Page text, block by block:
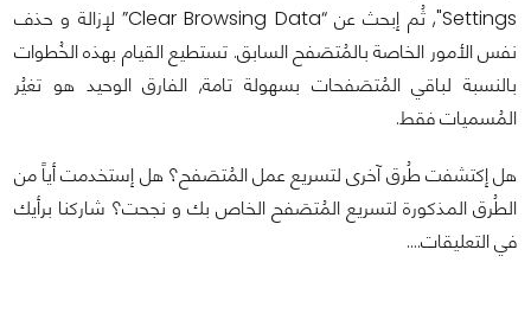
Settings", ثُم إبحث عن “Clear Browsing Data” لإزالة و حذف
نفس الأمور الخاصة بالمُتصَفح السابق. تستطيع القيام بهذه الخُطوات
بالنسبة لباقي المُتصَفحات بسهولة تامة, الفارق الوحيد هو تغيُر
المُسميات فقط.
هل إكتشفت طُرق آخرى لتسريع عمل المُتصَفح؟ هل إستخدمت أياً من
الطُرق المذكورة لتسريع المُتصَفح الخاص بك و نجحت؟ شاركنا برأيك
في التعليقات....